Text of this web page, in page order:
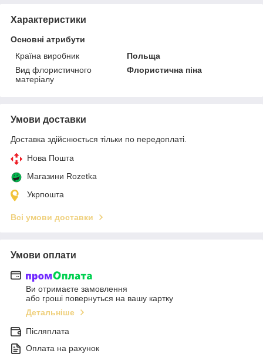
Характеристики
Основні атрибути
Країна виробник
Польща
Вид флористичного
матеріалу
Флористична піна
Умови доставки
Доставка здійснюється тільки по передоплаті.
Нова Пошта
Магазини Rozetka
Укрпошта
Всі умови доставки
Умови оплати
Ви отримаєте замовлення
або гроші повернуться на вашу картку
Детальніше
Післяплата
Оплата на рахунок